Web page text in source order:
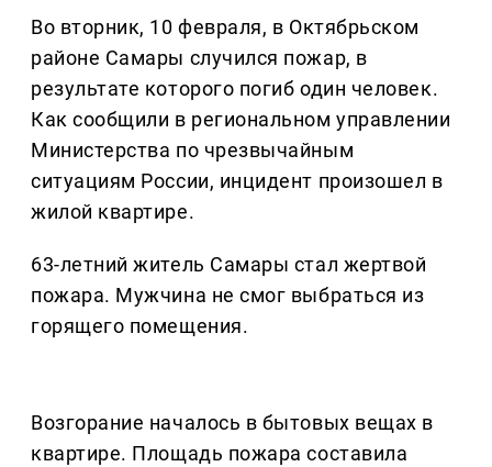
Во вторник, 10 февраля, в Октябрьском
районе Самары случился пожар, в
результате которого погиб один человек.
Как сообщили в региональном управлении
Министерства по чрезвычайным
ситуациям России, инцидент произошел в
жилой квартире.
63-летний житель Самары стал жертвой
пожара. Мужчина не смог выбраться из
горящего помещения.
Возгорание началось в бытовых вещах в
квартире. Площадь пожара составила